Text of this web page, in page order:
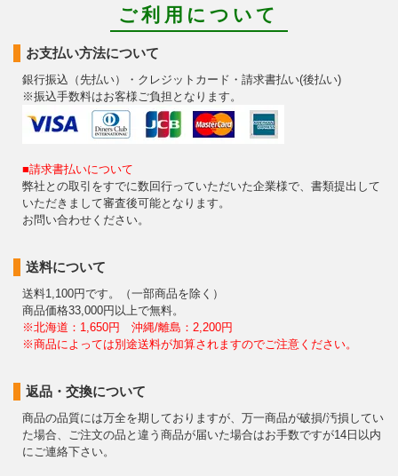
ご利用について
お支払い方法について
銀行振込（先払い）・クレジットカード・請求書払い(後払い)
※振込手数料はお客様ご負担となります。
■請求書払いについて
弊社との取引をすでに数回行っていただいた企業様で、書類提出して
いただきまして審査後可能となります。
お問い合わせください。
送料について
送料1,100円です。（一部商品を除く）
商品価格33,000円以上で無料。
※北海道：1,650円 沖縄/離島：2,200円
※商品によっては別途送料が加算されますのでご注意ください。
返品・交換について
商品の品質には万全を期しておりますが、万一商品が破損/汚損してい
た場合、ご注文の品と違う商品が届いた場合はお手数ですが14日以内
にご連絡下さい。